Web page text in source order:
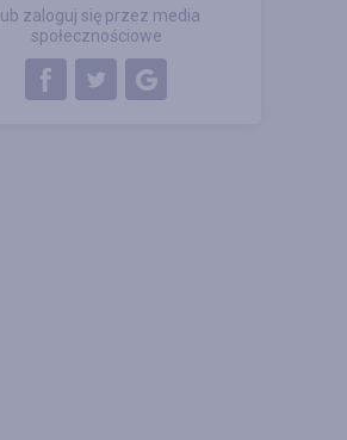
Lub zaloguj się przez media
społecznościowe